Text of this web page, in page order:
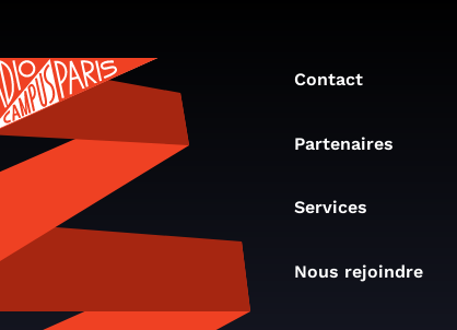
Contact
Partenaires
Services
Nous rejoindre